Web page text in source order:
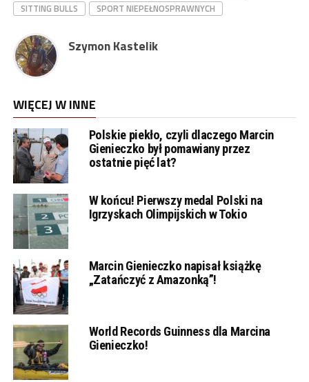
SITTING BULLS
SPORT NIEPEŁNOSPRAWNYCH
Szymon Kastelik
WIĘCEJ W INNE
Polskie piekło, czyli dlaczego Marcin
Gienieczko był pomawiany przez
ostatnie pięć lat?
W końcu! Pierwszy medal Polski na
Igrzyskach Olimpijskich w Tokio
Marcin Gienieczko napisał książkę
„Zatańczyć z Amazonką”!
World Records Guinness dla Marcina
Gienieczko!